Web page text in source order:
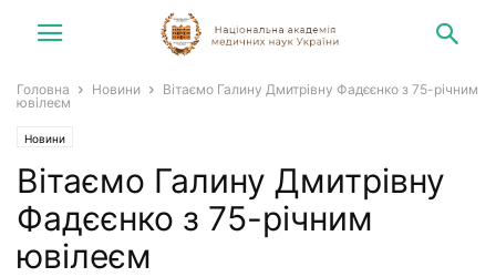
Головна Новини
Вітаємо Галину Дмитрівну Фадєєнко з 75-річним
ювілеєм
Новини
Вітаємо Галину Дмитрівну
Фадєєнко з 75-річним
ювілеєм